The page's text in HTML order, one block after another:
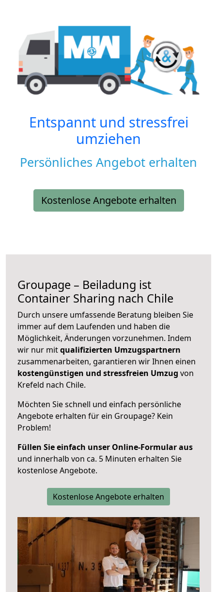
Entspannt und stressfrei
umziehen
Persönliches Angebot erhalten
Kostenlose Angebote erhalten
Groupage – Beiladung ist
Container Sharing nach Chile
Durch unsere umfassende Beratung bleiben Sie
immer auf dem Laufenden und haben die
Möglichkeit, Änderungen vorzunehmen. Indem
wir nur mitqualifizierten Umzugspartnern
zusammenarbeiten, garantieren wir Ihnen einen
kostengünstigen und stressfreien Umzug von
Krefeld nach Chile.
Möchten Sie schnell und einfach persönliche
Angebote erhalten für ein Groupage? Kein
Problem!
Füllen Sie einfach unser Online-Formular aus
und innerhalb von ca. 5 Minuten erhalten Sie
kostenlose Angebote.
Kostenlose Angebote erhalten